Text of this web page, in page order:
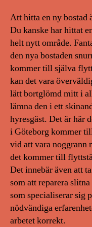
Att hitta en ny bostad
Du kanske har hittat
helt nytt område.
den nya bostaden
kommer till själva
kan det vara
lätt bortglömd mitt i
lämna den i ett
hyresgäst. Det är här
i Göteborg kommer
vid att vara noggrann
det kommer till
Det innebär även att
som att reparera
som specialiserar sig
nödvändiga
arbetet korrekt.